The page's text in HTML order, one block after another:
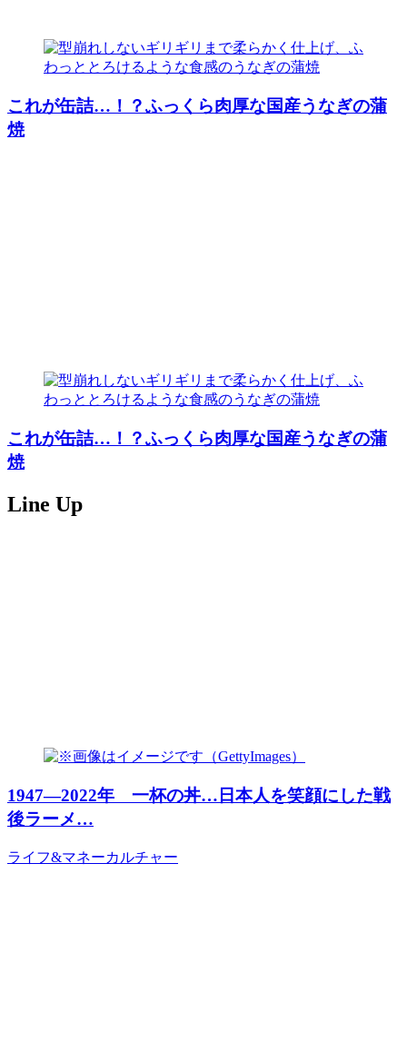
これが缶詰…！？ふっくら肉厚な国産うなぎの蒲
焼
これが缶詰…！？ふっくら肉厚な国産うなぎの蒲
焼
Line Up
1947―2022年 一杯の丼…日本人を笑顔にした戦
後ラーメ…
ライフ&マネーカルチャー